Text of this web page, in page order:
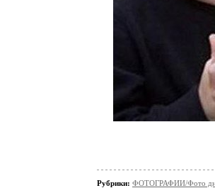
Рубрики: ФОТОГРАФИИ/Фото